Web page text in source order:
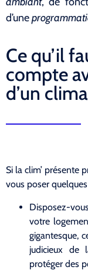
d’une
Ce qu’il
compte
d’un
Si la clim’ présente
vous poser
Disposez-
votre
gigantesque,
judicieux de
protéger des